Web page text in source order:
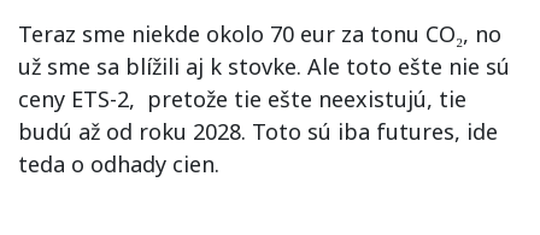
Teraz sme niekde okolo 70 eur za tonu CO₂, no
už sme sa blížili aj k stovke. Ale toto ešte nie sú
ceny ETS-2, pretože tie ešte neexistujú, tie
budú až od roku 2028. Toto sú iba futures, ide
teda o odhady cien.